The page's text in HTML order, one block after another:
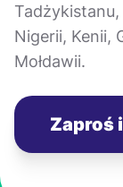
Nigerii, Kenii,
Mołdawii.
Zaproś